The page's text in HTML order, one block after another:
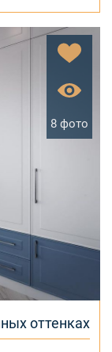
оттенках
8 фото